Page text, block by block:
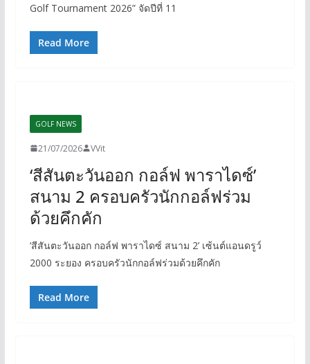
Golf Tournament 2026” จัดปีที่ 11
Read More
GOLF NEWS
21/07/2026 VVit
‘สีสันตะวันออก กอล์ฟ พาราไดซ์’
สนาม 2 ครอบครัวนักกอล์ฟร่วม
ด้วยคึกคัก
‘สีสันตะวันออก กอล์ฟ พาราไดซ์ สนาม 2’ เซ้นต์แอนดรูว์
2000 ระยอง ครอบครัวนักกอล์ฟร่วมด้วยคึกคัก
Read More